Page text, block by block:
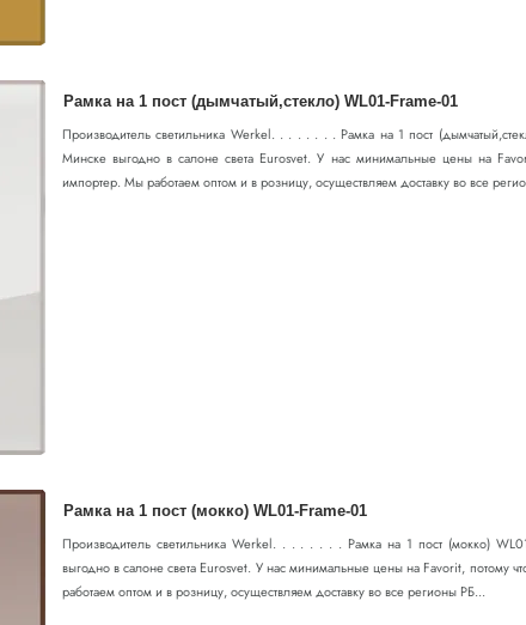
Рамка на 1 пост (дымчатый,стекло) WL01-Frame-01
Производитель светильника Werkel. . . . . . . . Рамка на 1 пост
Минске выгодно в салоне света Eurosvet. У нас минимальные цены на
импортер. Мы работаем оптом и в розницу, осуществляем доставку во все
Рамка на 1 пост (мокко) WL01-Frame-01
Производитель светильника Werkel. . . . . . . . Рамка на 1 пост (мокко)
выгодно в салоне света Eurosvet. У нас минимальные цены на Favorit, потому
работаем оптом и в розницу, осуществляем доставку во все регионы РБ...